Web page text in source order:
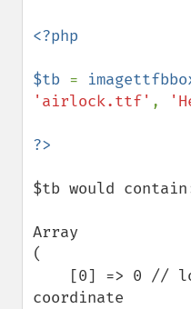
<?php
$tb =
'airlock.ttf' ,
$tb would
Array
(
coordinate